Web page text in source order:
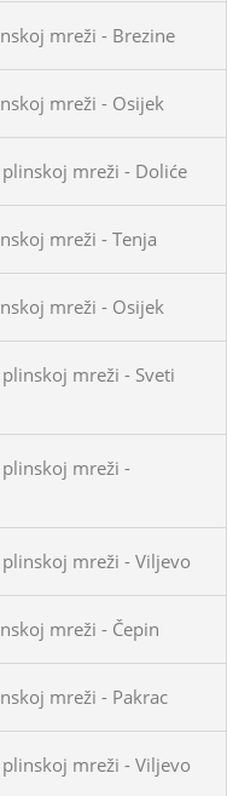
mreži - Brezine
mreži - Osijek
mreži - Doliće
mreži - Tenja
mreži - Osijek
mreži - Sveti
mreži -
mreži - Viljevo
mreži - Čepin
mreži - Pakrac
mreži - Viljevo